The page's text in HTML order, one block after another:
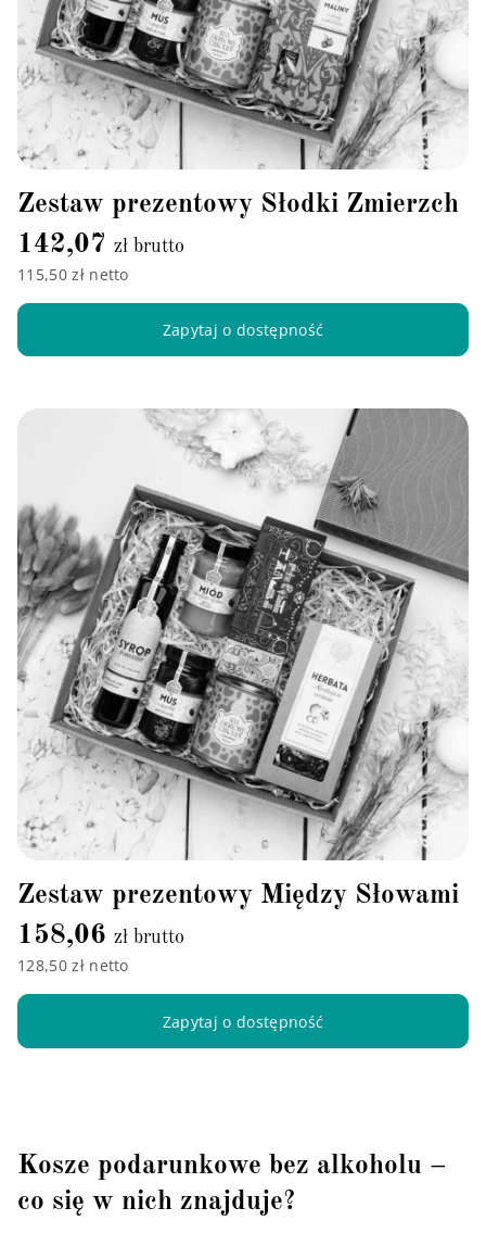
Kosze podarunkowe bez alkoholu –
co się w nich znajduje?
Zestaw prezentowy Słodki Zmierzch
142,07 zł brutto
115,50 zł netto
Zapytaj o dostępność
Zestaw prezentowy Między Słowami
158,06 zł brutto
128,50 zł netto
Zapytaj o dostępność